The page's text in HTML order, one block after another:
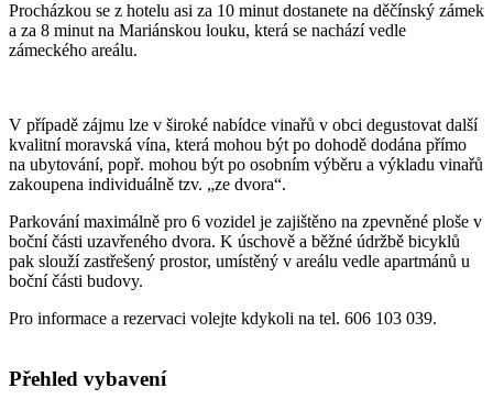
Procházkou se z hotelu asi za 10 minut dostanete na děčínský zámek
a za 8 minut na Mariánskou louku, která se nachází vedle
zámeckého areálu.
V případě zájmu lze v široké nabídce vinařů v obci degustovat další
kvalitní moravská vína, která mohou být po dohodě dodána přímo
na ubytování, popř. mohou být po osobním výběru a výkladu vinařů
zakoupena individuálně tzv. „ze dvora“.
Parkování maximálně pro 6 vozidel je zajištěno na zpevněné ploše v
boční části uzavřeného dvora. K úschově a běžné údržbě bicyklů
pak slouží zastřešený prostor, umístěný v areálu vedle apartmánů u
boční části budovy.
Pro informace a rezervaci volejte kdykoli na tel. 606 103 039.
Přehled vybavení